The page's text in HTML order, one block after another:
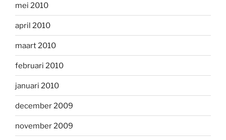
mei 2010
april 2010
maart 2010
februari 2010
januari 2010
december 2009
november 2009